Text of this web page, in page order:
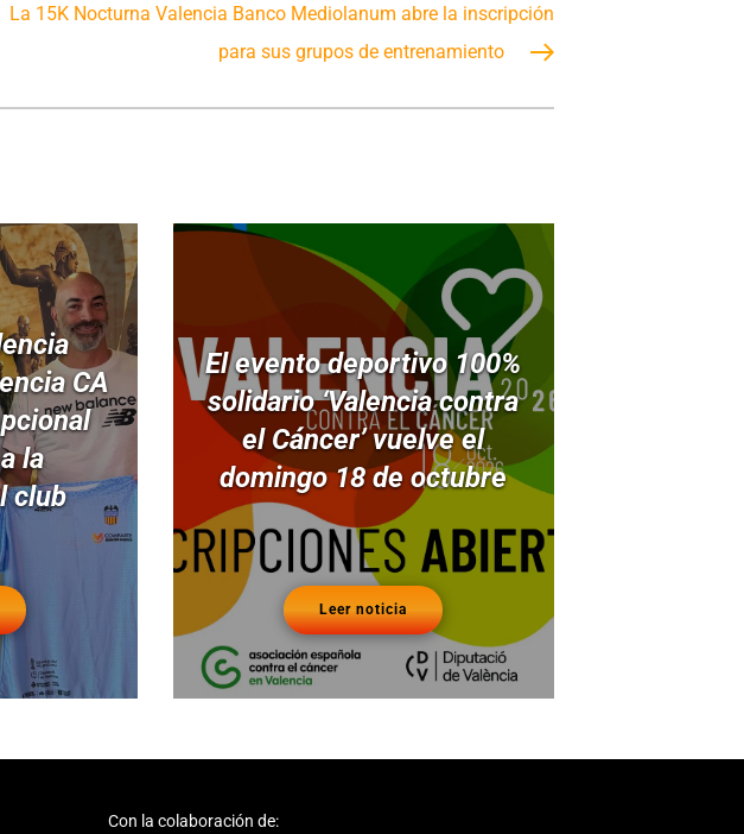
La 15K Nocturna Valencia Banco Mediolanum abre la inscripción
para sus grupos de entrenamiento
CA
la
club
El evento deportivo 100%
solidario ‘Valencia contra
el Cáncer’ vuelve el
domingo 18 de octubre
Leer noticia
Con la colaboración de: